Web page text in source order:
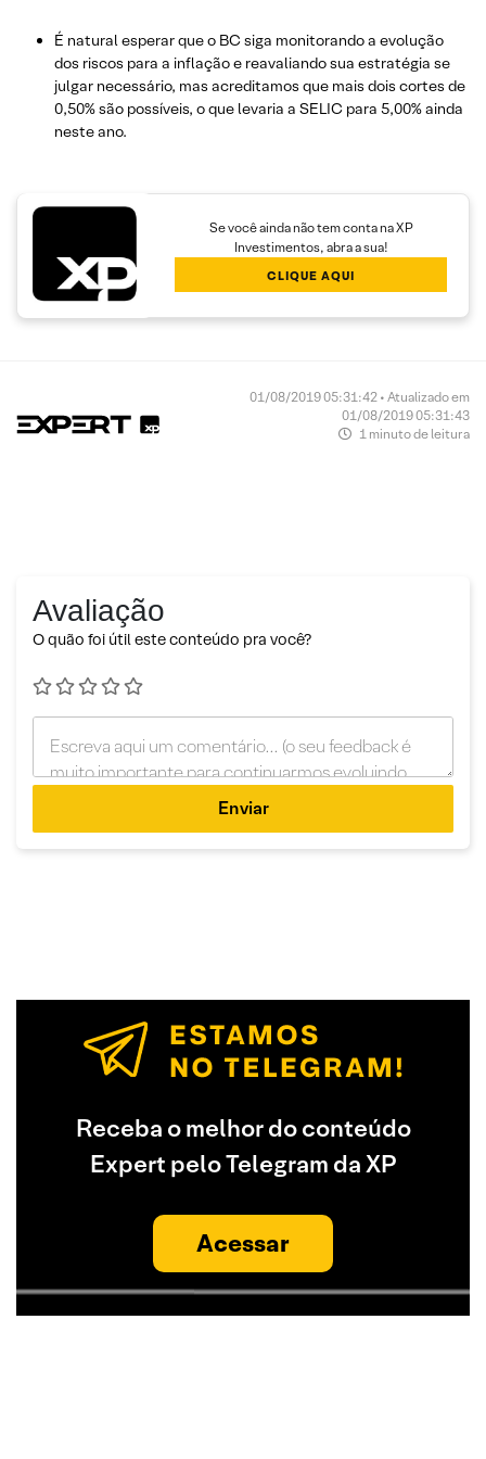
É natural esperar que o BC siga monitorando a evolução
dos riscos para a inflação e reavaliando sua estratégia se
julgar necessário, mas acreditamos que mais dois cortes de
0,50% são possíveis, o que levaria a SELIC para 5,00% ainda
neste ano.
Se você ainda não tem conta na XP
Investimentos, abra a sua!
CLIQUE AQUI
01/08/2019 05:31:42 • Atualizado em
01/08/2019 05:31:43
1 minuto de leitura
Avaliação
O quão foi útil este conteúdo pra você?
Enviar
Receba o melhor do conteúdo
Expert pelo Telegram da XP
Acessar